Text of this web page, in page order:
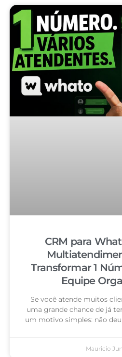
CRM para
Transformar 1
Equipe
Se você atende muitos
uma grande chance de já
um motivo simples: não
Mauricio